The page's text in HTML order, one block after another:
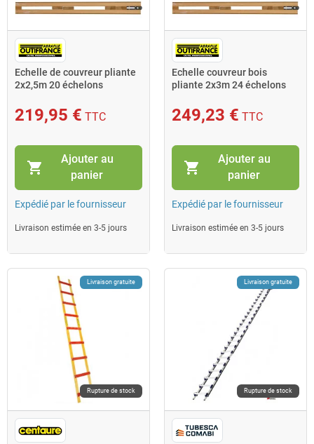
Echelle de couvreur pliante
2x2,5m 20 échelons
219,95 € TTC
shopping_cart
Ajouter au
panier
Expédié par le fournisseur
Livraison estimée en 3-5 jours
Echelle couvreur bois
pliante 2x3m 24 échelons
249,23 € TTC
shopping_cart
Ajouter au
panier
Expédié par le fournisseur
Livraison estimée en 3-5 jours
Livraison gratuite
Rupture de stock
Livraison gratuite
Rupture de stock